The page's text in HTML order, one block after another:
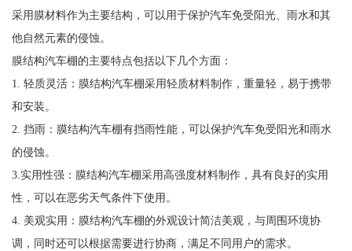
采用膜材料作为主要结构，可以用于保护汽车免受阳光、雨水和其
他自然元素的侵蚀。
膜结构汽车棚的主要特点包括以下几个方面：
1. 轻质灵活：膜结构汽车棚采用轻质材料制作，重量轻，易于携带
和安装。
2. 挡雨：膜结构汽车棚有挡雨性能，可以保护汽车免受阳光和雨水
的侵蚀。
3.实用性强：膜结构汽车棚采用高强度材料制作，具有良好的实用
性，可以在恶劣天气条件下使用。
4. 美观实用：膜结构汽车棚的外观设计简洁美观，与周围环境协
调，同时还可以根据需要进行协商，满足不同用户的需求。